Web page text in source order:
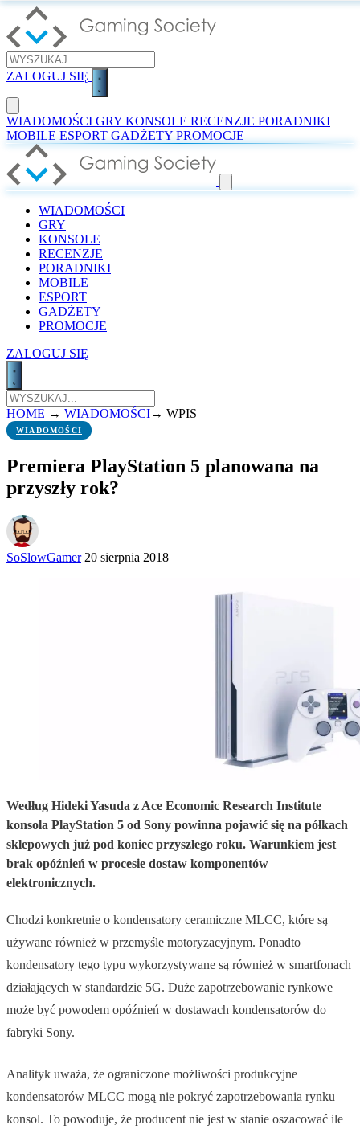
ZALOGUJ SIĘ
WIADOMOŚCI GRY KONSOLE RECENZJE PORADNIKI
MOBILE ESPORT GADŻETY PROMOCJE
WIADOMOŚCI
GRY
KONSOLE
RECENZJE
PORADNIKI
MOBILE
ESPORT
GADŻETY
PROMOCJE
ZALOGUJ SIĘ
HOME → WIADOMOŚCI→ WPIS
WIADOMOŚCI
Premiera PlayStation 5 planowana na
przyszły rok?
SoSlowGamer 20 sierpnia 2018
Według Hideki Yasuda z Ace Economic Research Institute
konsola PlayStation 5 od Sony powinna pojawić się na półkach
sklepowych już pod koniec przyszłego roku. Warunkiem jest
brak opóźnień w procesie dostaw komponentów
elektronicznych.
Chodzi konkretnie o kondensatory ceramiczne MLCC, które są
używane również w przemyśle motoryzacyjnym. Ponadto
kondensatory tego typu wykorzystywane są również w smartfonach
działających w standardzie 5G. Duże zapotrzebowanie rynkowe
może być powodem opóźnień w dostawach kondensatorów do
fabryki Sony.
Analityk uważa, że ograniczone możliwości produkcyjne
kondensatorów MLCC mogą nie pokryć zapotrzebowania rynku
konsol. To powoduje, że producent nie jest w stanie oszacować ile